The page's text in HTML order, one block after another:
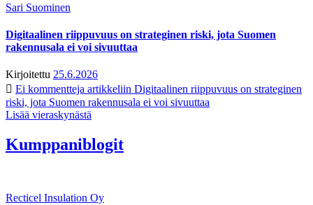
Sari Suominen
Digitaalinen riippuvuus on strateginen riski, jota Suomen
rakennusala ei voi sivuuttaa
Kirjoitettu 25.6.2026
Ei kommentteja artikkeliin Digitaalinen riippuvuus on strateginen
riski, jota Suomen rakennusala ei voi sivuuttaa
Lisää vieraskynästä
Kumppaniblogit
Recticel Insulation Oy